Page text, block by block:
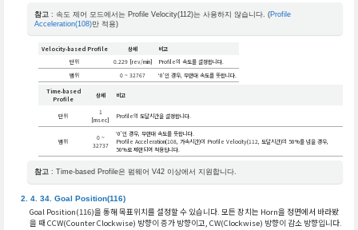
참고 : 속도 제어 모드에서는 Profile Velocity(112)는 사용하지 않습니다. (Profile
Acceleration(108)만 적용)
Velocity-based Profile 상세
비고
단위
0.229 [rev/min]
Profile의 속도를 설정합니다.
범위
0 ~ 32767 ‘0’인 경우, 무한대 속도를 뜻합니다.
Time-based
Profile
상세 비고
단위
1
[msec]
Profile의 도달시간을 설정합니다.
범위
0 ~
32737
‘0’인 경우, 무한대 속도를 뜻합니다.
Profile Acceleration(108, 가속시간)이 Profile Velocity(112, 도달시간)의 50%를 넘을 경우,
50%로 제한되어 적용됩니다.
참고 : Time-based Profile은 펌웨어 V42 이상에서 지원합니다.
Goal Position(116)
Goal Position(116)을 통해 목표위치를 설정할 수 있습니다. 모든 장치는 Horn을 정면에서 바라봤
을 때 CCW(Counter Clockwise) 방향이 증가 방향이고, CW(Clockwise) 방향이 감소 방향입니다.